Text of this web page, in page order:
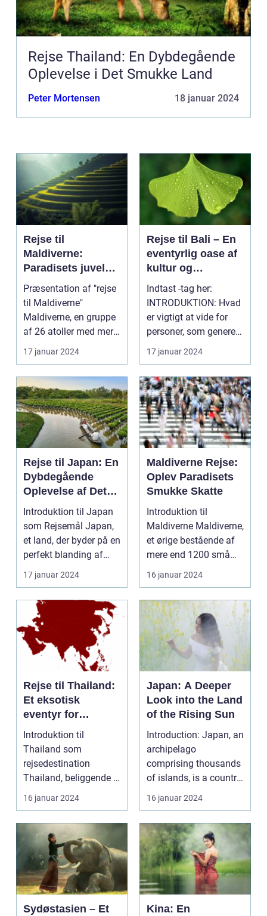
Rejse Thailand: En Dybdegående
Oplevelse i Det Smukke Land
Peter Mortensen 18 januar 2024
Rejse til
Maldiverne:
Paradisets juveler
venter dig
Præsentation af "rejse
til Maldiverne"
Maldiverne, en gruppe
af 26 atoller med mere
end 1.000 øer, ...
17 januar 2024
Rejse til Bali – En
eventyrlig oase af
kultur og
naturskønhed
Indtast -tag her:
INTRODUKTION: Hvad
er vigtigt at vide for
personer, som generelt
er interessered...
17 januar 2024
Rejse til Japan: En
Dybdegående
Oplevelse af Det
Fascinerende Øst
Introduktion til Japan
som Rejsemål Japan,
et land, der byder på en
perfekt blanding af
moderne tek...
17 januar 2024
Maldiverne Rejse:
Oplev Paradisets
Smukke Skatte
Introduktion til
Maldiverne Maldiverne,
et ørige bestående af
mere end 1200 små
øer i Det Indiske O...
16 januar 2024
Rejse til Thailand:
Et eksotisk
eventyr for
rejsende og
eventyrlystne
Introduktion til
Thailand som
rejsedestination
Thailand, beliggende i
hjertet af Sydøstasien,
byder...
16 januar 2024
Japan: A Deeper
Look into the Land
of the Rising Sun
Introduction: Japan, an
archipelago
comprising thousands
of islands, is a country
deeply rooted in r...
16 januar 2024
Sydøstasien – Et
Kina: En